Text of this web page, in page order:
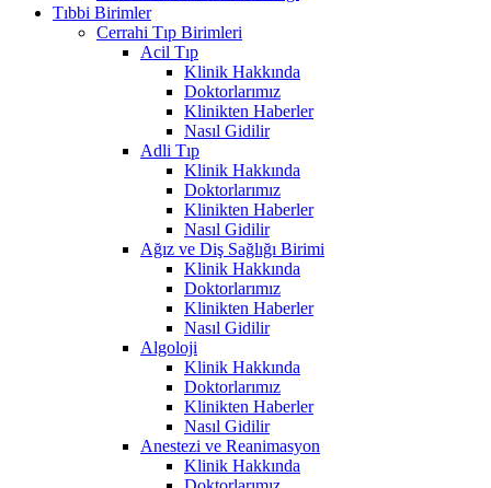
Tıbbi Birimler
Cerrahi Tıp Birimleri
Acil Tıp
Klinik Hakkında
Doktorlarımız
Klinikten Haberler
Nasıl Gidilir
Adli Tıp
Klinik Hakkında
Doktorlarımız
Klinikten Haberler
Nasıl Gidilir
Ağız ve Diş Sağlığı Birimi
Klinik Hakkında
Doktorlarımız
Klinikten Haberler
Nasıl Gidilir
Algoloji
Klinik Hakkında
Doktorlarımız
Klinikten Haberler
Nasıl Gidilir
Anestezi ve Reanimasyon
Klinik Hakkında